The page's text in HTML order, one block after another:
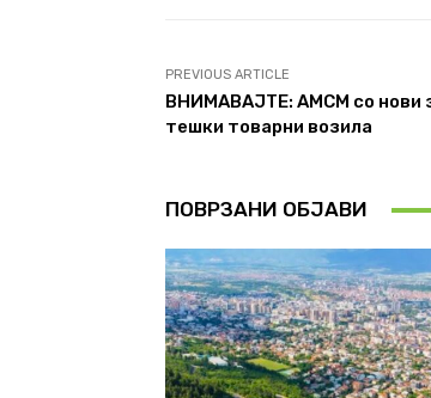
PREVIOUS ARTICLE
ВНИМАВАЈТЕ: АМСМ со нови
тешки товарни возила
ПОВРЗАНИ ОБЈАВИ